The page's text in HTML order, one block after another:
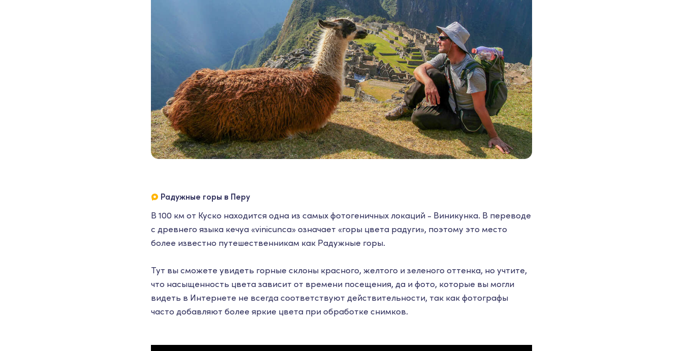
Радужные горы в Перу
В 100 км от Куско находится одна из самых фотогеничных локаций - Виникунка. В переводе
с древнего языка кечуа «vinicunca» означает «горы цвета радуги», поэтому это место
более известно путешественникам как Радужные горы.
Тут вы сможете увидеть горные склоны красного, желтого и зеленого оттенка, но учтите,
что насыщенность цвета зависит от времени посещения, да и фото, которые вы могли
видеть в Интернете не всегда соответствуют действительности, так как фотографы
часто добавляют более яркие цвета при обработке снимков.